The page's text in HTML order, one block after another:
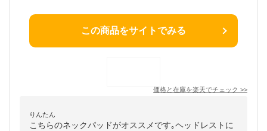
この商品をサイトでみる
価格と在庫を楽天でチェック >>
りんたん
こちらのネックパッドがオススメです｡ヘッドレストに